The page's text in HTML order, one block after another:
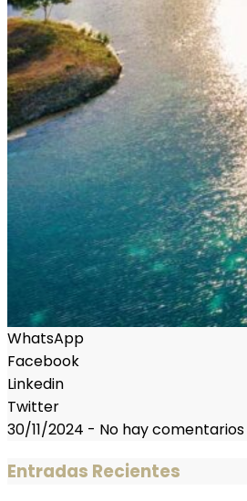
WhatsApp
Facebook
Linkedin
Twitter
30/11/2024 - No hay comentarios
Entradas Recientes